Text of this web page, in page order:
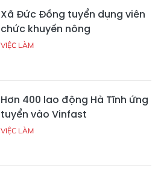
Xã Đức Đồng tuyển dụng viên
chức khuyến nông
VIỆC LÀM
Hơn 400 lao động Hà Tĩnh ứng
tuyển vào Vinfast
VIỆC LÀM